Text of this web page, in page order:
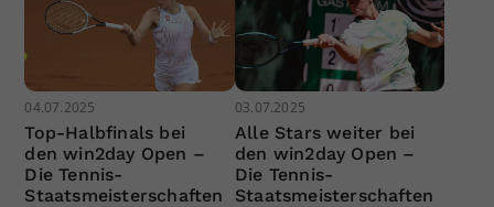
04.07.2025
Top-Halbfinals bei
den win2day Open –
Die Tennis-
Staatsmeisterschaften
03.07.2025
Alle Stars weiter bei
den win2day Open –
Die Tennis-
Staatsmeisterschaften